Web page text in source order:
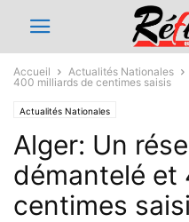
Accueil Actualités Nationales
400 milliards de centimes saisis
Actualités Nationales
Alger: Un
démantelé et
centimes